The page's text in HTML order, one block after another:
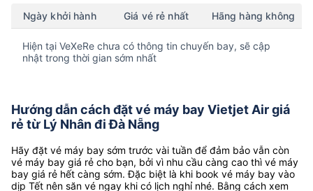
Ngày khởi hành Giá vé rẻ nhất Hãng hàng không
Hiện tại VeXeRe chưa có thông tin chuyến bay, sẽ cập
nhật trong thời gian sớm nhất
Hướng dẫn cách đặt vé máy bay Vietjet Air giá
rẻ từ Lý Nhân đi Đà Nẵng
Hãy đặt vé máy bay sớm trước vài tuần để đảm bảo vẫn còn
vé máy bay giá rẻ cho bạn, bởi vì nhu cầu càng cao thì vé máy
bay giá rẻ hết càng sớm. Đặc biệt là khi book vé máy bay vào
dịp Tết nên săn vé ngay khi có lịch nghỉ nhé. Bằng cách xem